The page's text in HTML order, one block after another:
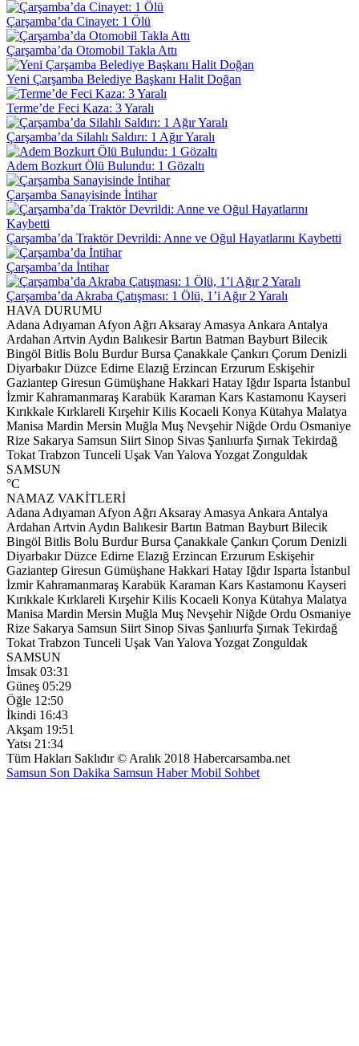
Çarşamba’da Cinayet: 1 Ölü
Çarşamba’da Otomobil Takla Attı
Yeni Çarşamba Belediye Başkanı Halit Doğan
Terme’de Feci Kaza: 3 Yaralı
Çarşamba’da Silahlı Saldırı: 1 Ağır Yaralı
Adem Bozkurt Ölü Bulundu: 1 Gözaltı
Çarşamba Sanayisinde İntihar
Çarşamba’da Traktör Devrildi: Anne ve Oğul Hayatlarını Kaybetti
Çarşamba’da İntihar
Çarşamba’da Akraba Çatışması: 1 Ölü, 1’i Ağır 2 Yaralı
HAVA DURUMU
Adana Adıyaman Afyon Ağrı Aksaray Amasya Ankara Antalya
Ardahan Artvin Aydın Balıkesir Bartın Batman Bayburt Bilecik
Bingöl Bitlis Bolu Burdur Bursa Çanakkale Çankırı Çorum Denizli
Diyarbakır Düzce Edirne Elazığ Erzincan Erzurum Eskişehir
Gaziantep Giresun Gümüşhane Hakkari Hatay Iğdır Isparta İstanbul
İzmir Kahramanmaraş Karabük Karaman Kars Kastamonu Kayseri
Kırıkkale Kırklareli Kırşehir Kilis Kocaeli Konya Kütahya Malatya
Manisa Mardin Mersin Muğla Muş Nevşehir Niğde Ordu Osmaniye
Rize Sakarya Samsun Siirt Sinop Sivas Şanlıurfa Şırnak Tekirdağ
Tokat Trabzon Tunceli Uşak Van Yalova Yozgat Zonguldak
SAMSUN
°C
NAMAZ VAKİTLERİ
Adana Adıyaman Afyon Ağrı Aksaray Amasya Ankara Antalya
Ardahan Artvin Aydın Balıkesir Bartın Batman Bayburt Bilecik
Bingöl Bitlis Bolu Burdur Bursa Çanakkale Çankırı Çorum Denizli
Diyarbakır Düzce Edirne Elazığ Erzincan Erzurum Eskişehir
Gaziantep Giresun Gümüşhane Hakkari Hatay Iğdır Isparta İstanbul
İzmir Kahramanmaraş Karabük Karaman Kars Kastamonu Kayseri
Kırıkkale Kırklareli Kırşehir Kilis Kocaeli Konya Kütahya Malatya
Manisa Mardin Mersin Muğla Muş Nevşehir Niğde Ordu Osmaniye
Rize Sakarya Samsun Siirt Sinop Sivas Şanlıurfa Şırnak Tekirdağ
Tokat Trabzon Tunceli Uşak Van Yalova Yozgat Zonguldak
SAMSUN
İmsak 03:31
Güneş 05:29
Öğle 12:50
İkindi 16:43
Akşam 19:51
Yatsı 21:34
Tüm Hakları Saklıdır © Aralık 2018 Habercarsamba.net
Samsun Son Dakika Samsun HaberMobil Sohbet